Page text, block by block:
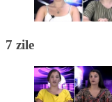
7 zile